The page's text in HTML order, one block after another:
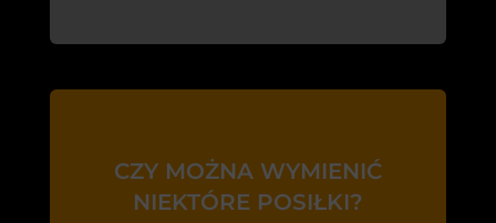
CZY MOŻNA WYMIENIĆ
NIEKTÓRE POSIŁKI?